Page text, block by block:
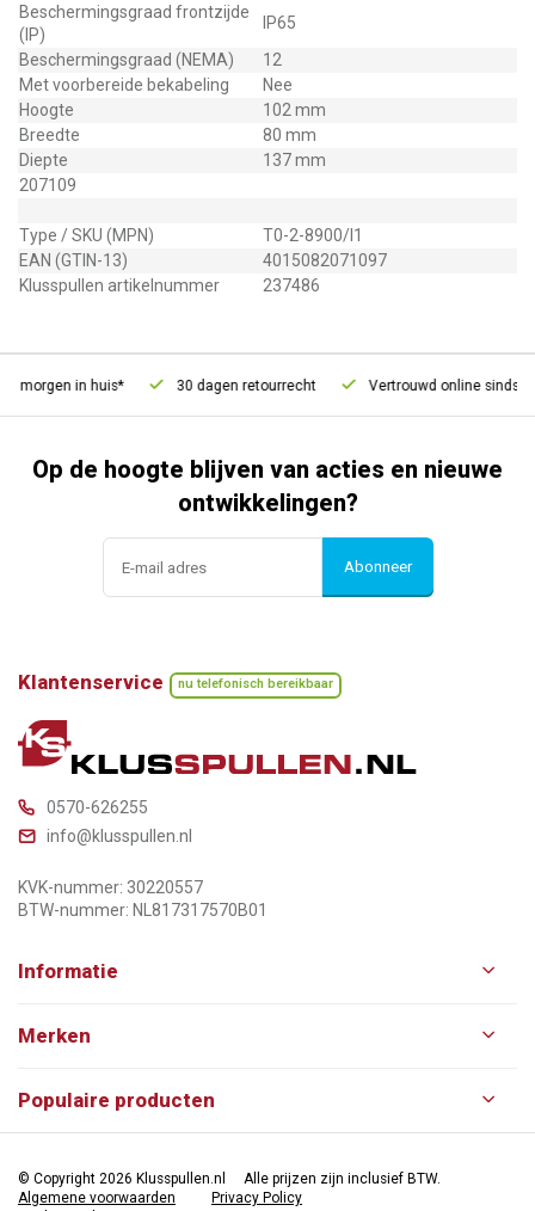
Beschermingsgraad frontzijde
(IP)
IP65
Beschermingsgraad (NEMA)
12
Met voorbereide bekabeling
Nee
Hoogte
102 mm
Breedte
80 mm
Diepte
137 mm
207109
Type / SKU (MPN)
T0-2-8900/I1
EAN (GTIN-13)
4015082071097
Klusspullen artikelnummer
237486
morgen in huis* 30 dagen retourrecht Vertrouwd online sinds
Op de hoogte blijven van acties en nieuwe
ontwikkelingen?
Abonneer
Klantenservice nu telefonisch bereikbaar
0570-626255
info@klusspullen.nl
KVK-nummer: 30220557
BTW-nummer: NL817317570B01
Informatie
Merken
Populaire producten
© Copyright 2026 Klusspullen.nl
Alle prijzen zijn inclusief BTW.
Algemene voorwaarden
Privacy Policy